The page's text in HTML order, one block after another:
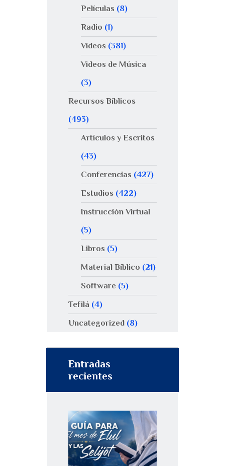
Películas (8)
Radio (1)
Videos (381)
Videos de Música
(3)
Recursos Bíblicos
(493)
Artículos y Escritos
(43)
Conferencias (427)
Estudios (422)
Instrucción Virtual
(5)
Libros (5)
Material Bíblico (21)
Software(5)
Tefilá (4)
Uncategorized (8)
Entradas
recientes